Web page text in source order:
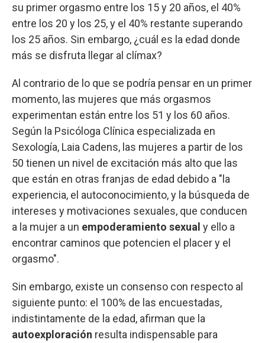
su primer orgasmo entre los 15 y 20 años, el 40%
entre los 20 y los 25, y el 40% restante superando
los 25 años. Sin embargo, ¿cuál es la edad donde
más se disfruta llegar al clímax?
Al contrario de lo que se podría pensar en un primer
momento, las mujeres que más orgasmos
experimentan están entre los 51 y los 60 años.
Según la Psicóloga Clínica especializada en
Sexología, Laia Cadens, las mujeres a partir de los
50 tienen un nivel de excitación más alto que las
que están en otras franjas de edad debido a "la
experiencia, el autoconocimiento, y la búsqueda de
intereses y motivaciones sexuales, que conducen
a la mujer a un empoderamiento sexual y ello a
encontrar caminos que potencien el placer y el
orgasmo".
Sin embargo, existe un consenso con respecto al
siguiente punto: el 100% de las encuestadas,
indistintamente de la edad, afirman que la
autoexploración resulta indispensable para